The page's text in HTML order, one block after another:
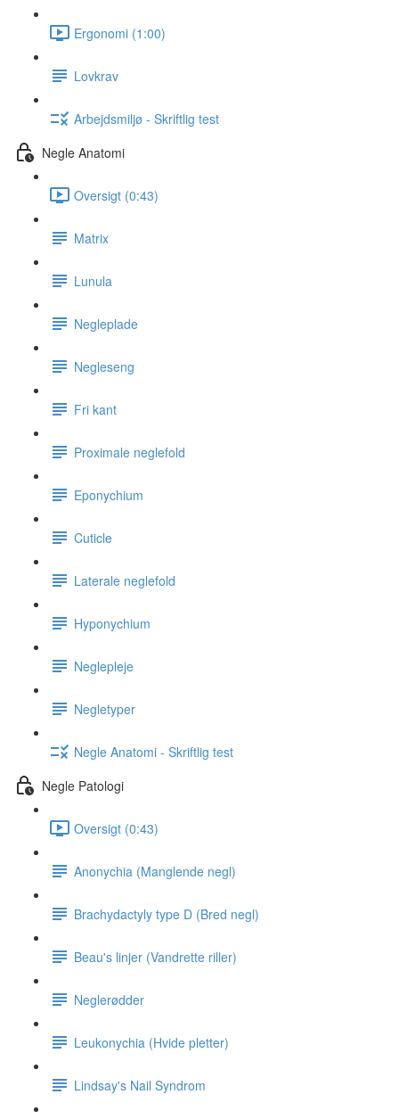
Ergonomi (1:00)
Lovkrav
Arbejdsmiljø - Skriftlig test
Negle Anatomi
Oversigt (0:43)
Matrix
Lunula
Negleplade
Negleseng
Fri kant
Proximale neglefold
Eponychium
Cuticle
Laterale neglefold
Hyponychium
Neglepleje
Negletyper
Negle Anatomi - Skriftlig test
Negle Patologi
Oversigt (0:43)
Anonychia (Manglende negl)
Brachydactyly type D (Bred negl)
Beau's linjer (Vandrette riller)
Neglerødder
Leukonychia (Hvide pletter)
Lindsay's Nail Syndrom